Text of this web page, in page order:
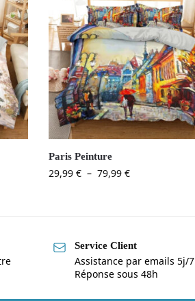
Paris Peinture
29,99€ – 79,99€
Service Client
Assistance par emails 5j/7
Réponse sous 48h